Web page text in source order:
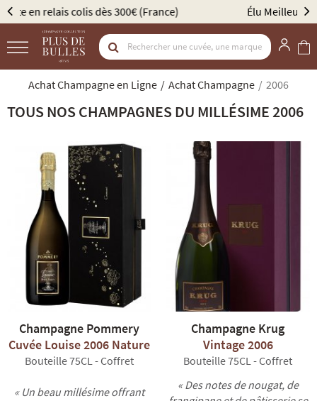
Élu Meilleur Caviste Champagne par Gault & Millau
Achat Champagne en Ligne Achat Champagne 2006
TOUS NOS CHAMPAGNES DU MILLÉSIME 2006
Champagne Pommery
Cuvée Louise 2006 Nature
Bouteille 75CL - Coffret
« Un beau millésime offrant
Champagne Krug
Vintage 2006
Bouteille 75CL - Coffret
« Des notes de nougat, de